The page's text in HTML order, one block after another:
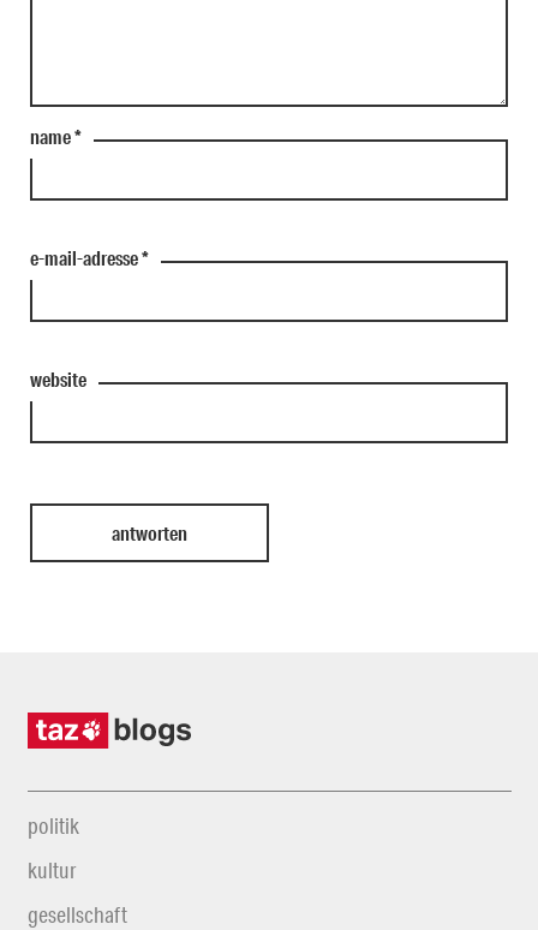
name*
e-mail-adresse*
website
politik
kultur
gesellschaft